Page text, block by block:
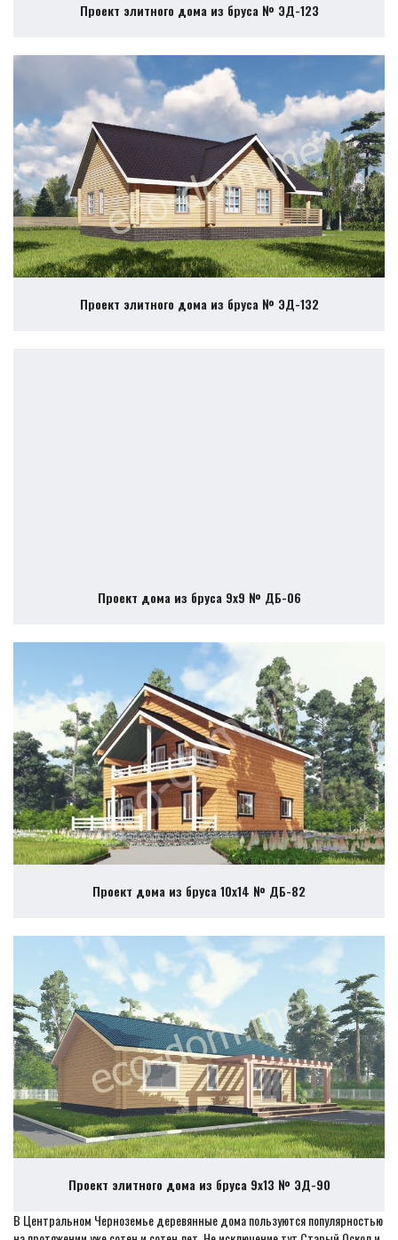
Проект элитного дома из бруса № ЭД-123
Проект элитного дома из бруса № ЭД-132
Проект дома из бруса 9х9 № ДБ-06
Проект дома из бруса 10х14 № ДБ-82
Проект элитного дома из бруса 9х13 № ЭД-90
В Центральном Черноземье деревянные дома пользуются популярностью